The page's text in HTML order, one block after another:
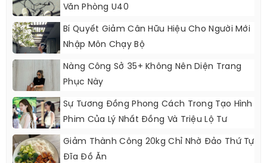
Văn Phòng U40
Bí Quyết Giảm Cân Hữu Hiệu Cho Người Mới
Nhập Môn Chạy Bộ
Nàng Công Sở 35+ Không Nên Diện Trang
Phục Này
Sự Tương Đồng Phong Cách Trong Tạo Hình
Phim Của Lý Nhất Đồng Và Triệu Lộ Tư
Giảm Thành Công 20kg Chỉ Nhờ Đảo Thứ Tự
Đĩa Đồ Ăn